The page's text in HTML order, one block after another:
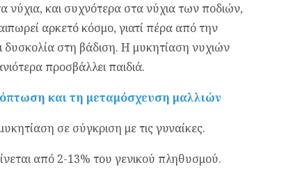
και συχνότερα στα νύχια των ποδιών,
αρκετό κόσμο, γιατί πέρα από την
δυσκολία στη βάδιση. Η μυκητίαση νυχιών
προσβάλλει παιδιά.
και τη μεταμόσχευση μαλλιών
σε σύγκριση με τις γυναίκες.
από 2-13% του γενικού πληθυσμού.